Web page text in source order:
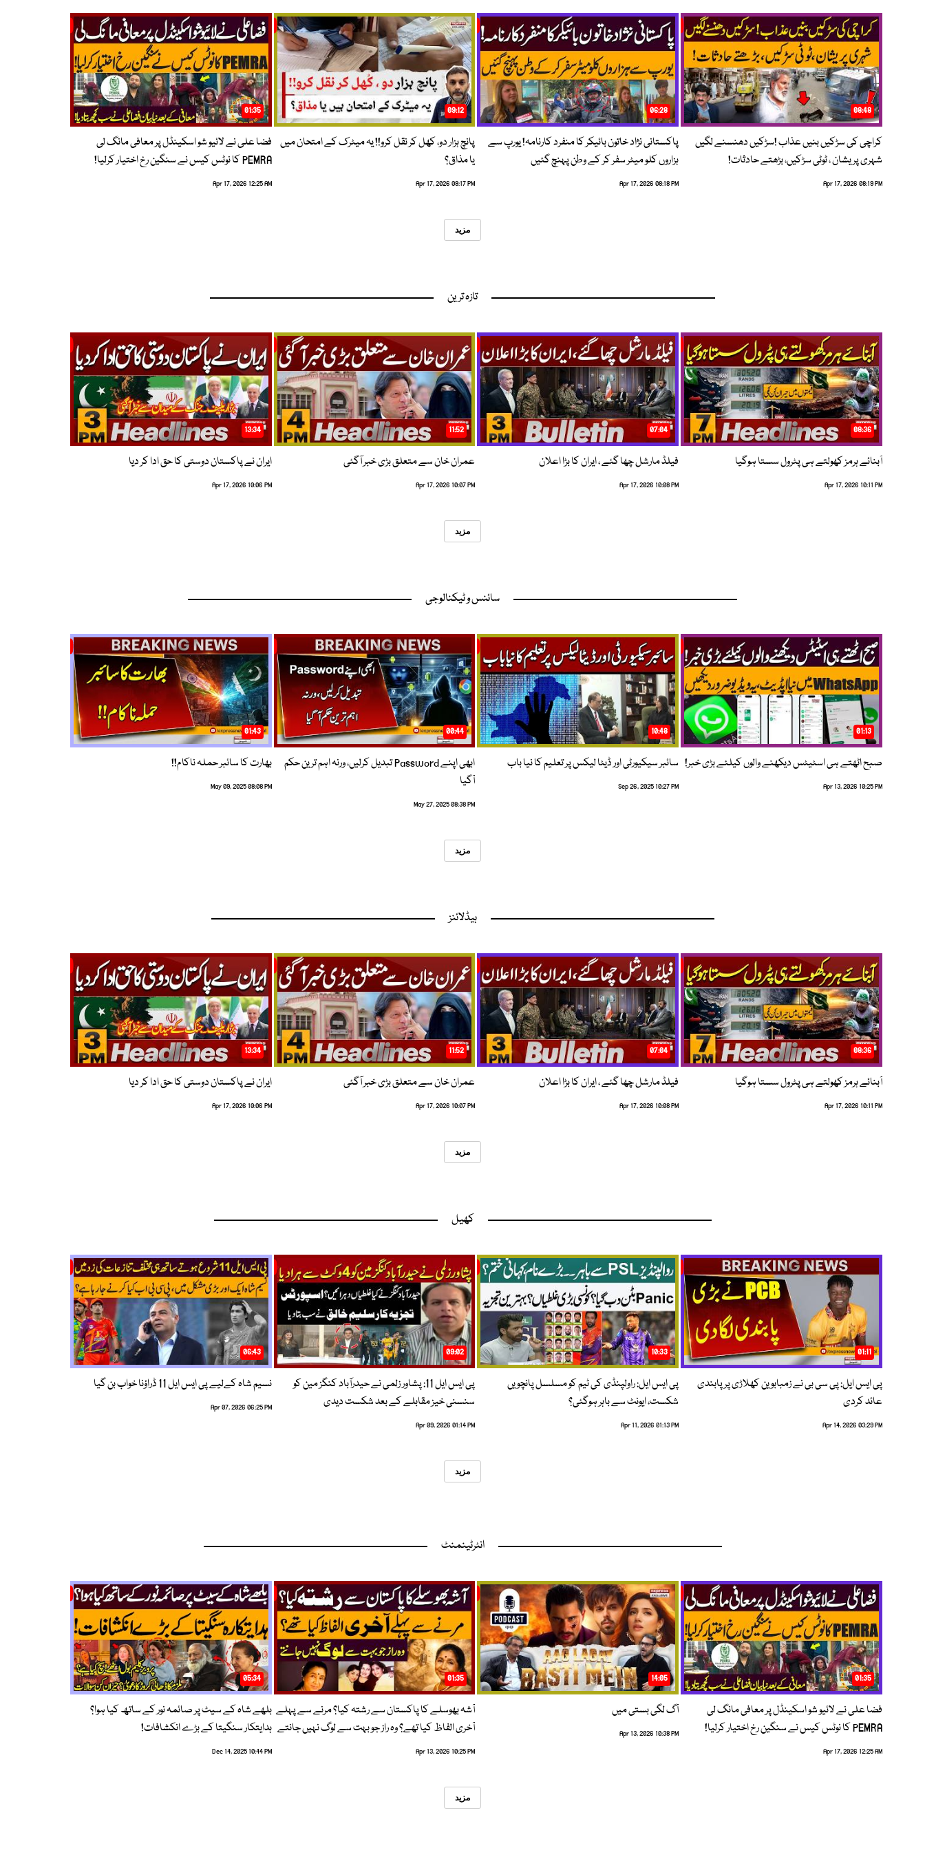
08:48
کراچی کی سڑکیں بنیں عذاب !سڑکیں دھنسنے لگیں
شہری پریشان ، ٹوٹی سڑکیں، بڑھتے حادثات!
Apr 17, 2026 08:19 PM
06:28
پاکستانی نژاد خاتون بائیکر کا منفرد کارنامہ! یورپ سے
ہزاروں کلو میٹر سفر کر کے وطن پہنچ گئیں
Apr 17, 2026 08:18 PM
09:12
پانچ ہزار دو، کھل کر نقل کرو!! یہ میٹرک کے امتحان میں
یا مذاق؟
Apr 17, 2026 08:17 PM
01:35
فضا علی نے لائیو شو اسکینڈل پر معافی مانگ لی
PEMRA کا نوٹس کیس نے سنگین رخ اختیار کرلیا!
Apr 17, 2026 12:25 AM
مزید
تازہ ترین
08:36
آبنائے ہرمز کھولتے ہی پٹرول سستا ہوگیا
Apr 17, 2026 10:11 PM
07:04
فیلڈ مارشل چھا گئے ، ایران کا بڑا اعلان
Apr 17, 2026 10:08 PM
11:52
عمران خان سے متعلق بڑی خبر آگئی
Apr 17, 2026 10:07 PM
13:34
ایران نے پاکستان دوستی کا حق ادا کر دیا
Apr 17, 2026 10:06 PM
مزید
سائنس و ٹیکنالوجی
01:13
صبح اٹھتے ہی اسٹیٹس دیکھنے والوں کیلئے بڑی خبر!
Apr 13, 2026 10:25 PM
10:48
سائبر سیکیورٹی اور ڈیٹا لیکس پر تعلیم کا نیا باب
Sep 26, 2025 10:27 PM
00:44
ابھی اپنے Password تبدیل کرلیں، ورنہ اہم ترین حکم
آگیا
May 27, 2025 08:38 PM
01:43
بھارت کا سائبر حملہ ناکام!!
May 09, 2025 08:08 PM
مزید
ہیڈلائنز
08:36
آبنائے ہرمز کھولتے ہی پٹرول سستا ہوگیا
Apr 17, 2026 10:11 PM
07:04
فیلڈ مارشل چھا گئے ، ایران کا بڑا اعلان
Apr 17, 2026 10:08 PM
11:52
عمران خان سے متعلق بڑی خبر آگئی
Apr 17, 2026 10:07 PM
13:34
ایران نے پاکستان دوستی کا حق ادا کر دیا
Apr 17, 2026 10:06 PM
مزید
کھیل
01:11
پی ایس ایل: پی سی بی نے زمبابوین کھلاڑی پر پابندی
عائد کردی
Apr 14, 2026 03:29 PM
10:33
پی ایس ایل: راولپنڈی کی ٹیم کو مسلسل پانچویں
شکست، ایونٹ سے باہر ہوگئی؟
Apr 11, 2026 01:13 PM
09:02
پی ایس ایل 11: پشاور زلمی نے حیدرآباد کنگز مین کو
سنسنی خیز مقابلے کے بعد شکست دیدی
Apr 09, 2026 01:14 PM
06:43
نسیم شاہ کےلیے پی ایس ایل 11 ڈراؤنا خواب بن گیا
Apr 07, 2026 06:25 PM
مزید
انٹرٹینمنٹ
01:35
فضا علی نے لائیو شو اسکینڈل پر معافی مانگ لی
PEMRA کا نوٹس کیس نے سنگین رخ اختیار کرلیا!
Apr 17, 2026 12:25 AM
14:05
آگ لگی بستی میں
Apr 13, 2026 10:38 PM
01:35
آشہ بھوسلے کا پاکستان سے رشتہ کیا؟ مرنے سے پہلے
آخری الفاظ کیا تھے؟ وہ راز جو بہت سے لوگ نہیں جانتے
Apr 13, 2026 10:25 PM
05:34
بلھے شاہ کے سیٹ پر صائمہ نور کے ساتھ کیا ہوا؟
ہدایتکار سنگیتا کے بڑے انکشافات!
Dec 14, 2025 10:44 PM
مزید